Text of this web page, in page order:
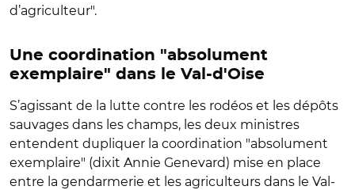
d’agriculteur".
Une coordination "absolument
exemplaire" dans le Val-d'Oise
S’agissant de la lutte contre les rodéos et les dépôts
sauvages dans les champs, les deux ministres
entendent dupliquer la coordination "absolument
exemplaire" (dixit Annie Genevard) mise en place
entre la gendarmerie et les agriculteurs dans le Val-